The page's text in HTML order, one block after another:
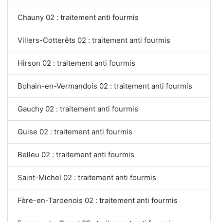
Chauny 02 : traitement anti fourmis
Villers-Cotterêts 02 : traitement anti fourmis
Hirson 02 : traitement anti fourmis
Bohain-en-Vermandois 02 : traitement anti fourmis
Gauchy 02 : traitement anti fourmis
Guise 02 : traitement anti fourmis
Belleu 02 : traitement anti fourmis
Saint-Michel 02 : traitement anti fourmis
Fère-en-Tardenois 02 : traitement anti fourmis